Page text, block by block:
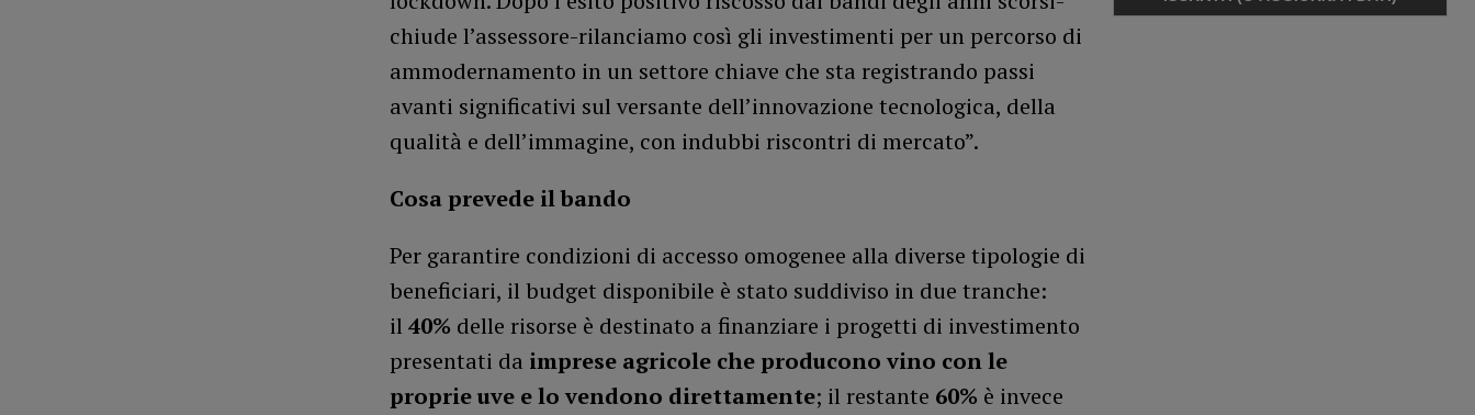
chiude l’assessore-rilanciamo così gli investimenti per un percorso di
ammodernamento in un settore chiave che sta registrando passi
avanti significativi sul versante dell’innovazione tecnologica, della
qualità e dell’immagine, con indubbi riscontri di mercato”.
Cosa prevede il bando
Per garantire condizioni di accesso omogenee alla diverse tipologie di
beneficiari, il budget disponibile è stato suddiviso in due tranche:
il 40% delle risorse è destinato a finanziare i progetti di investimento
presentati da imprese agricole che producono vino con le
proprie uve e lo vendono direttamente; il restante 60% è invece